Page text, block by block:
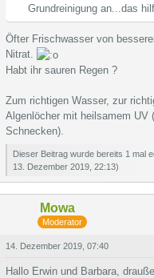
Grundreinigung an...das
Öfter Frischwasser von
Nitrat.
Habt ihr sauren Regen ?
Zum richtigen Wasser, zur
Algenlöcher mit heilsamem
Schnecken).
Dieser Beitrag wurde bereits 1 mal
13. Dezember 2019, 22:13)
Mowa
Moderator
14. Dezember 2019, 07:40
Hallo Erwin und Barbara,